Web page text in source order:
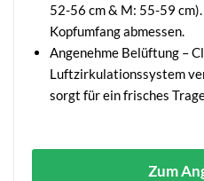
52-56 cm & M: 55-59
Kopfumfang abmessen.
Angenehme Belüftung –
Luftzirkulationssystem
sorgt für ein frisches
Zum